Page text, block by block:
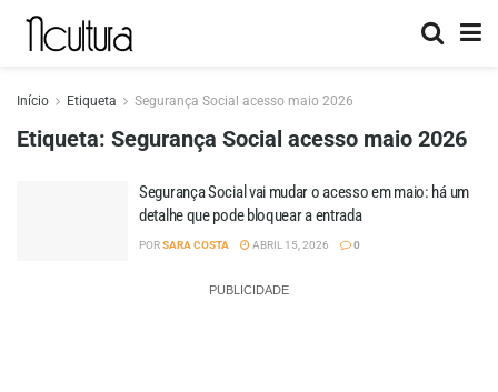
Início Etiqueta Segurança Social acesso maio 2026
Etiqueta: Segurança Social acesso maio 2026
Segurança Social vai mudar o acesso em maio: há um
detalhe que pode bloquear a entrada
PORSARA COSTA ABRIL 15, 2026 0
PUBLICIDADE